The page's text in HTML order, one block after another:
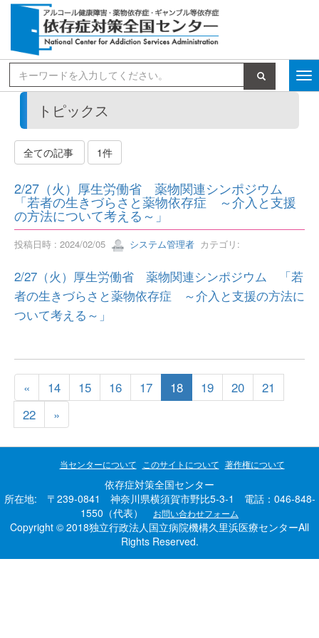
検索
トピックス
全ての記事 1件
2/27（火）厚生労働省 薬物関連シンポジウム
「若者の生きづらさと薬物依存症 ～介入と支援
の方法について考える～」
投稿日時 : 2024/02/05 システム管理者 カテゴリ:
2/27（火）厚生労働省 薬物関連シンポジウム 「若
者の生きづらさと薬物依存症 ～介入と支援の方法に
ついて考える～」
« 14 15 16 17 18 19 20
21
22
»
当センターについて このサイトについて 著作権について
依存症対策全国センター
所在地: 〒239-0841 神奈川県横須賀市野比5-3-1 電話：046-848-
1550（代表）
お問い合わせフォーム
Copyright © 2018独立行政法人国立病院機構久里浜医療センターAll
Rights Reserved.